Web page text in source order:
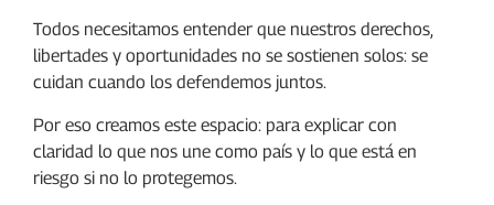
Todos necesitamos entender que nuestros derechos,
libertades y oportunidades no se sostienen solos: se
cuidan cuando los defendemos juntos.
Por eso creamos este espacio: para explicar con
claridad lo que nos une como país y lo que está en
riesgo si no lo protegemos.